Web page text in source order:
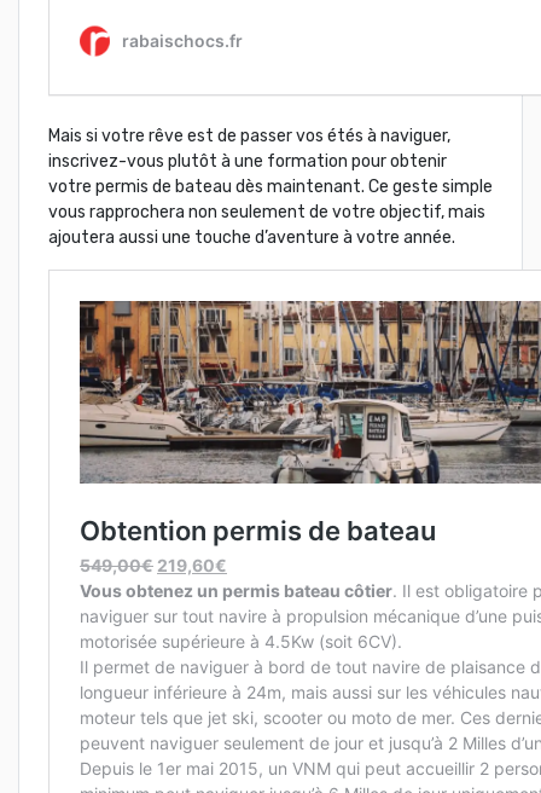
Mais si votre rêve est de passer vos étés à naviguer,
inscrivez-vous plutôt à une formation pour obtenir
votre permis de bateau dès maintenant. Ce geste simple
vous rapprochera non seulement de votre objectif, mais
ajoutera aussi une touche d’aventure à votre année.